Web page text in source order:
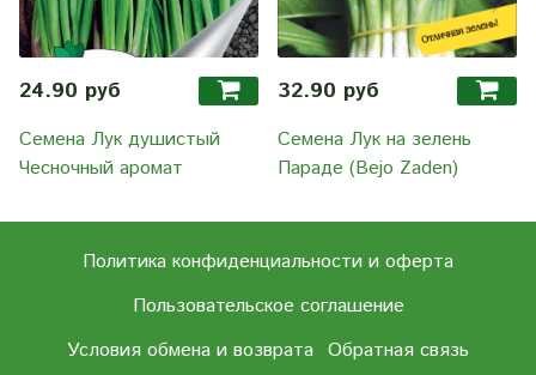
24.90 руб
Семена Лук душистый
Чесночный аромат
32.90 руб
Семена Лук на зелень
Параде (Bejo Zaden)
Политика конфиденциальности и оферта
Пользовательское соглашение
Условия обмена и возврата Обратная связь